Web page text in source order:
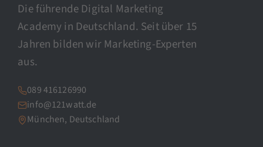
Die führende Digital Marketing
Academy in Deutschland. Seit über 15
Jahren bilden wir Marketing-Experten
aus.
089 416126990
info@121watt.de
München, Deutschland